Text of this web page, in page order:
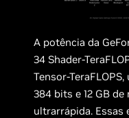
A potência da
34 Shader-
Tensor-
384 bits e 12 GB
ultrarrápida. Essas